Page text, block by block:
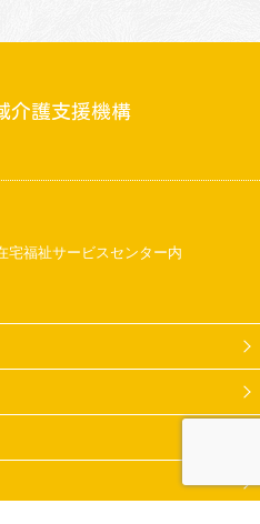
介護支援機構
福祉サービスセンター内